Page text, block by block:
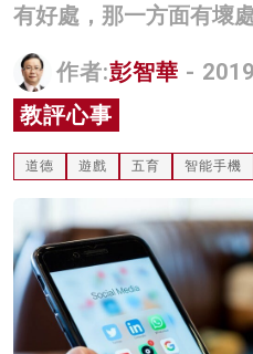
科技
影片
名家榜
灼見活動
關於我們
有好處，那一方面有壞
作者:彭智華 -
教評心事
道德 遊戲 五育 智能手機